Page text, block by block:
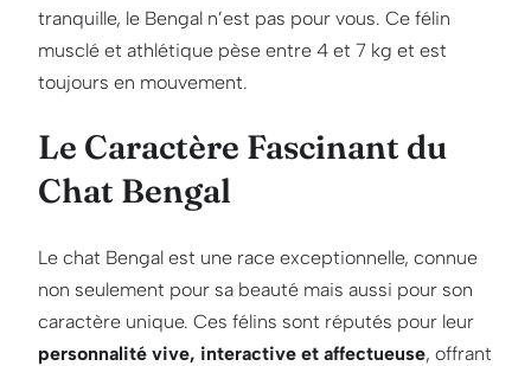
tranquille, le Bengal n’est pas pour vous. Ce félin
musclé et athlétique pèse entre 4 et 7 kg et est
toujours en mouvement.
Le Caractère Fascinant du
Chat Bengal
Le chat Bengal est une race exceptionnelle, connue
non seulement pour sa beauté mais aussi pour son
caractère unique. Ces félins sont réputés pour leur
personnalité vive, interactive et affectueuse, offrant